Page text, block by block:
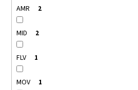
AMR 2
MID 2
FLV 1
MOV 1